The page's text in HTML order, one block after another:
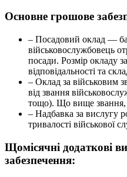
Основне грошове
– Посадовий оклад —
військовослужбовець
посади. Розмір окладу
відповідальності та
– Оклад за військовим
від звання
тощо). Що вище звання,
– Надбавка за вислугу
тривалості військової
Щомісячні додаткові
забезпечення: